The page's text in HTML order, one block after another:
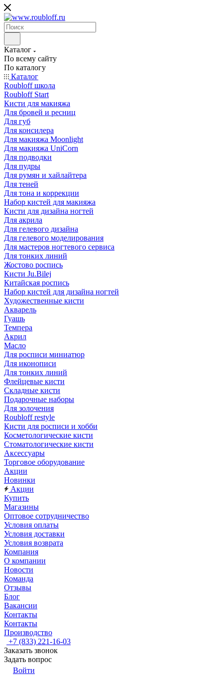
Каталог
По всему сайту
По каталогу
Каталог
Roubloff школа
Roubloff Start
Кисти для макияжа
Для бровей и ресниц
Для губ
Для консилера
Для макияжа Moonlight
Для макияжа UniCorn
Для подводки
Для пудры
Для румян и хайлайтера
Для теней
Для тона и коррекции
Набор кистей для макияжа
Кисти для дизайна ногтей
Для акрила
Для гелевого дизайна
Для гелевого моделирования
Для мастеров ногтевого сервиса
Для тонких линий
Жостово роспись
Кисти Ju.Bilej
Китайская роспись
Набор кистей для дизайна ногтей
Художественные кисти
Акварель
Гуашь
Темпера
Акрил
Масло
Для росписи миниатюр
Для иконописи
Для тонких линий
Флейцевые кисти
Складные кисти
Подарочные наборы
Для золочения
Roubloff restyle
Кисти для росписи и хобби
Косметологические кисти
Стоматологические кисти
Аксессуары
Торговое оборудование
Акции
Новинки
Акции
Купить
Магазины
Оптовое сотрудничество
Условия оплаты
Условия доставки
Условия возврата
Компания
О компании
Новости
Команда
Отзывы
Блог
Вакансии
Контакты
Контакты
Производство
+7 (833) 221-16-03
Заказать звонок
Задать вопрос
Войти